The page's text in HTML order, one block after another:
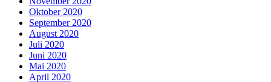
Oktober 2020
September 2020
August 2020
Juli 2020
Juni 2020
Mai 2020
April 2020